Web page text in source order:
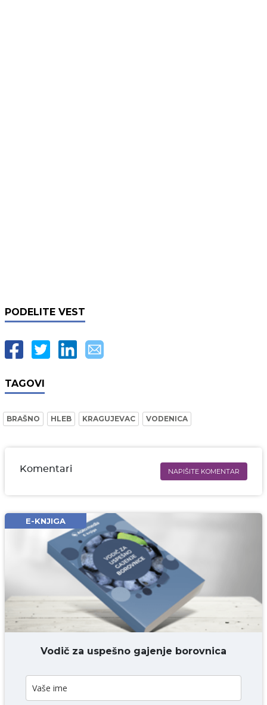
PODELITE VEST
TAGOVI
BRAŠNO HLEB KRAGUJEVAC VODENICA
Komentari NAPIŠITE KOMENTAR
Email* obavezno
Komentar* obavezno
DODAJ KOMENTAR
E-KNJIGA
Vodič za uspešno gajenje borovnica